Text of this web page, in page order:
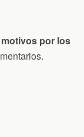
por los